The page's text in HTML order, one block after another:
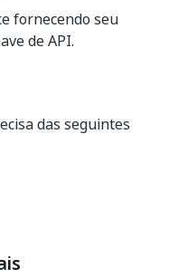
fornecendo seu
de API.
das seguintes